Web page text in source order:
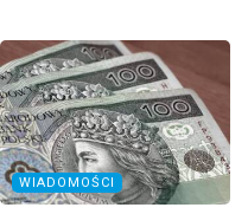
WIADOMOŚCI